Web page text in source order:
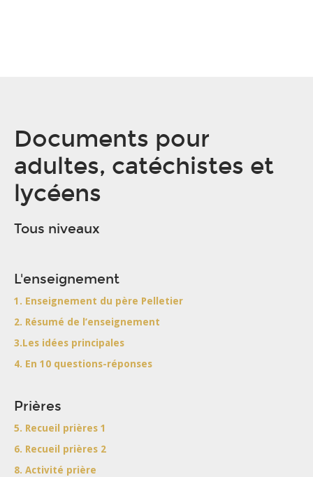
Documents pour
adultes, catéchistes et
lycéens
Tous niveaux
L'enseignement
1. Enseignement du père Pelletier
2. Résumé de l’enseignement
3.Les idées principales
4. En 10 questions-réponses
Prières
5. Recueil prières 1
6. Recueil prières 2
8. Activité prière